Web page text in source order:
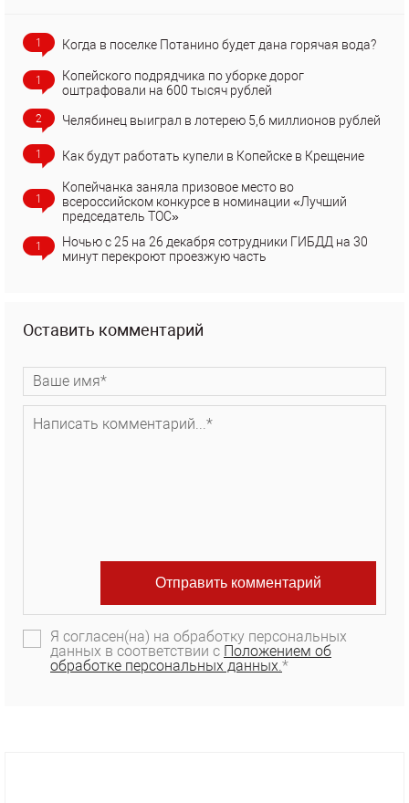
1 Когда в поселке Потанино будет дана горячая вода?
1
Копейского подрядчика по уборке дорог
оштрафовали на 600 тысяч рублей
2 Челябинец выиграл в лотерею 5,6 миллионов рублей
1 Как будут работать купели в Копейске в Крещение
1
Копейчанка заняла призовое место во
всероссийском конкурсе в номинации «Лучший
председатель ТОС»
1
Ночью с 25 на 26 декабря сотрудники ГИБДД на 30
минут перекроют проезжую часть
Оставить комментарий
Я согласен(на) на обработку персональных
данных в соответствии с Положением об
обработке персональных данных. *